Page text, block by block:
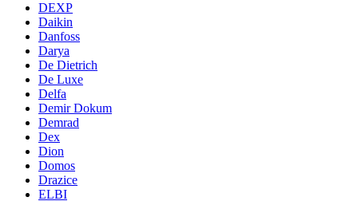
DEXP
Daikin
Danfoss
Darya
De Dietrich
De Luxe
Delfa
Demir Dokum
Demrad
Dex
Dion
Domos
Drazice
ELBI